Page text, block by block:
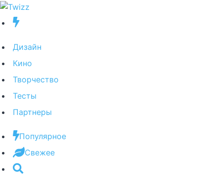
Дизайн
Кино
Творчество
Тесты
Партнеры
Популярное
Свежее